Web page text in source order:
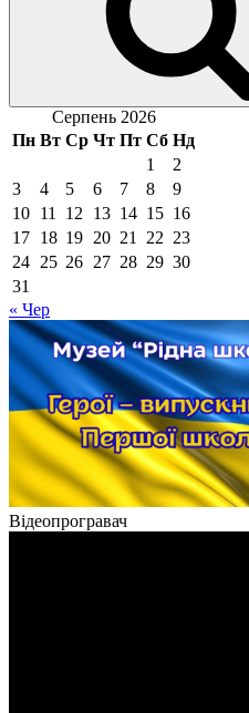
Серпень 2026
Пн Вт Ср Чт Пт Сб Нд
1
2
3
4 5 6 7 8
9
10 11 12 13 14 15 16
17 18 19 20 21 22 23
24 25 26 27 28 29 30
31
« Чер
Відеопрогравач